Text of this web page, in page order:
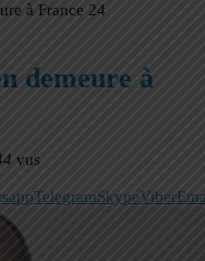
à France 24
demeure à
vus
TelegramSkypeViber